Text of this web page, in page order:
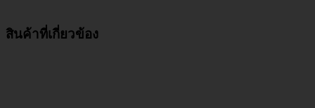
สินค้าที่เกี่ยวข้อง